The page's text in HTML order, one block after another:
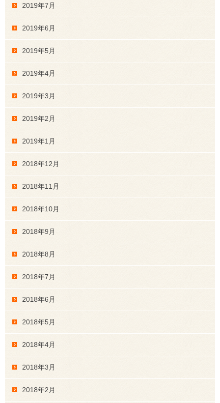
2019年7月
2019年6月
2019年5月
2019年4月
2019年3月
2019年2月
2019年1月
2018年12月
2018年11月
2018年10月
2018年9月
2018年8月
2018年7月
2018年6月
2018年5月
2018年4月
2018年3月
2018年2月